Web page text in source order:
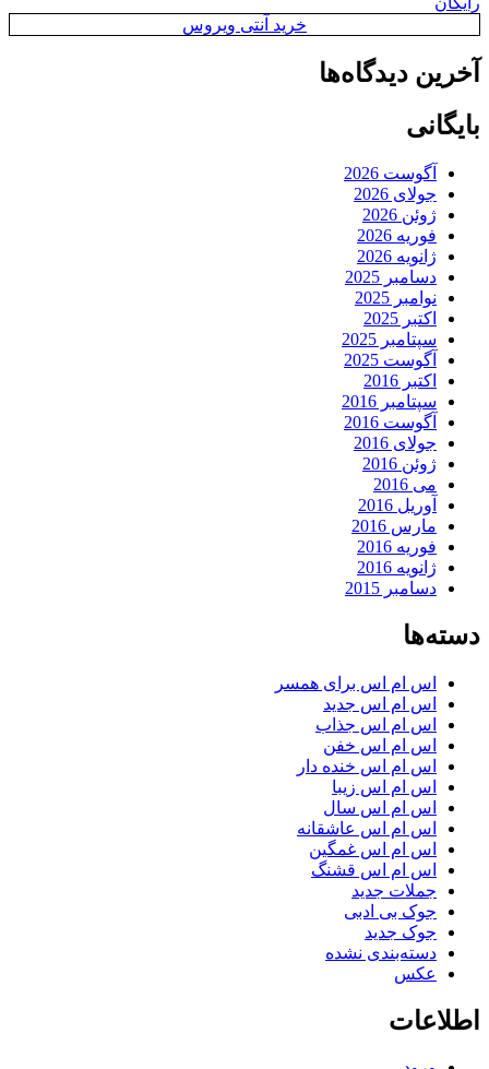
خرید آنتی ویروس
آخرین دیدگاه‌ها
بایگانی
آگوست 2026
جولای 2026
ژوئن 2026
فوریه 2026
ژانویه 2026
دسامبر 2025
نوامبر 2025
اکتبر 2025
سپتامبر 2025
آگوست 2025
اکتبر 2016
سپتامبر 2016
آگوست 2016
جولای 2016
ژوئن 2016
می 2016
آوریل 2016
مارس 2016
فوریه 2016
ژانویه 2016
دسامبر 2015
دسته‌ها
اس ام اس برای همسر
اس ام اس جدید
اس ام اس جذاب
اس ام اس خفن
اس ام اس خنده دار
اس ام اس زیبا
اس ام اس سال
اس ام اس عاشقانه
اس ام اس غمگین
اس ام اس قشنگ
جملات جدید
جوک بی ادبی
جوک جدید
دسته‌بندی نشده
عکس
اطلاعات